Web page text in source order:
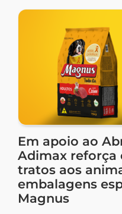
Em apoio ao
Adimax reforça
tratos aos
embalagens
Magnus